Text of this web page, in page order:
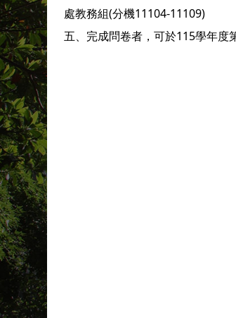
處教務組(分機11104-11109)
五、 完成問卷者，可於115學年度